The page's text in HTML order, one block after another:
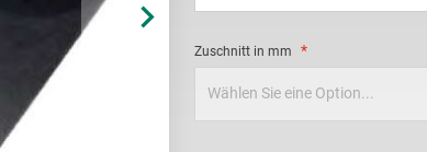
Zuschnitt in mm